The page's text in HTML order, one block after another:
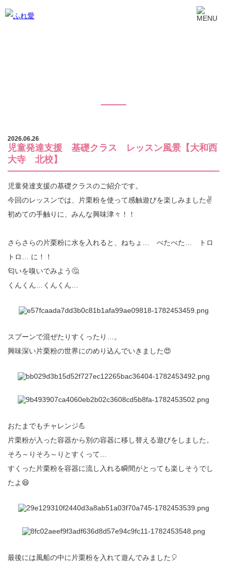
2026.06.26
児童発達支援 基礎クラス レッスン風景【大和西
大寺 北校】
児童発達支援の基礎クラスのご紹介です。
今回のレッスンでは、片栗粉を使って感触遊びを楽しみました✌️
初めての手触りに、みんな興味津々！！
さらさらの片栗粉に水を入れると、ねちょ… べたべた… トロ
トロ… に！！
匂いを嗅いでみよう🤔
くんくん…くんくん…
スプーンで混ぜたりすくったり…。
興味深い片栗粉の世界にのめり込んでいきました😍
おたまでもチャレンジ💪
片栗粉が入った容器から別の容器に移し替える遊びをしました。
そろ～りそろ～りとすくって…
すくった片栗粉を容器に流し入れる瞬間がとっても楽しそうでし
たよ😄
最後には風船の中に片栗粉を入れて遊んでみました🎈